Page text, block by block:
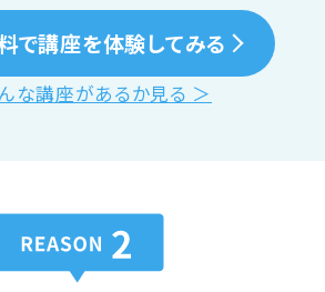
で講座を体験してみる
な講座があるか見る ＞